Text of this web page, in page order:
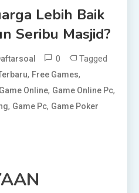
Lebih Baik
Seribu Masjid?
0 Tagged
, Free Games,
Game Online, Game Online Pc,
, Game Pc, Game Poker